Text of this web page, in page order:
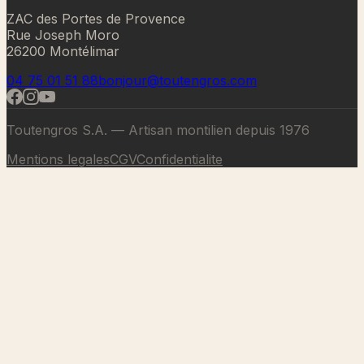
ZAC des Portes de Provence
Rue Joseph Moro
26200 Montélimar
04 75 01 51 88bonjour@toutengros.com
Toutengros S.A. — Artisan montilien depuis 1976
Mentions legalesCGVConfidentialite